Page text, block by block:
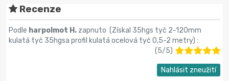
Recenze
Podle harpolmot H. zapnuto (Získal 35hgs tyč 2-120mm
kulatá tyč 35hgsa profil kulatá ocelová tyč 0,5-2 metry) :
(5/5)
Nahlásit zneužití